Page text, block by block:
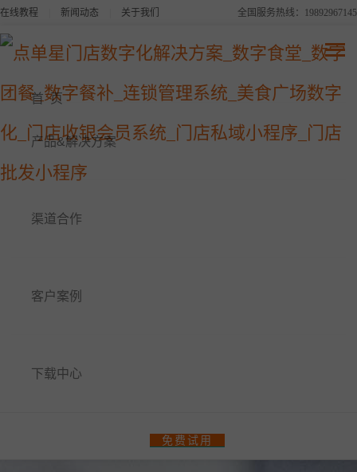
在线教程 新闻动态 关于我们 全国服务热线：19892967145
首 页
产品&解决方案
美食广场数字化解决方案
点单星数字食堂解决方案
零售、美业收银管理系统
渠道合作
客户案例
下载中心
免费试用